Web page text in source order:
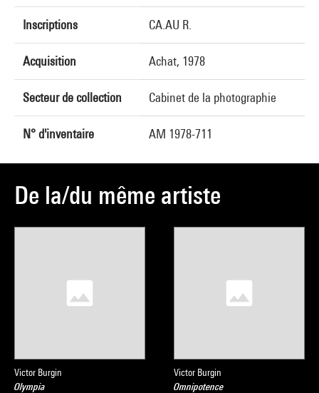
Inscriptions CA.AU R.
Acquisition Achat, 1978
Secteur de collection Cabinet de la photographie
N° d'inventaire AM 1978-711
De la/du même artiste
Victor Burgin
Olympia
Victor Burgin
Omnipotence